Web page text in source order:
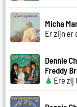
Micha
Er zijn er
Dennie
Freddy
Ere zij